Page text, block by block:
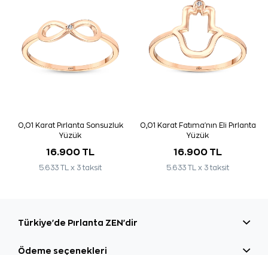
0,01 Karat Pırlanta Sonsuzluk
Yüzük
16.900 TL
5.633 TL x 3 taksit
0,01 Karat Fatıma'nın Eli Pırlanta
Yüzük
16.900 TL
5.633 TL x 3 taksit
Türkiye'de Pırlanta ZEN'dir
Ödeme seçenekleri